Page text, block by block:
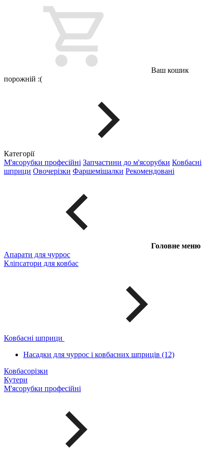
Ваш кошик
порожній :(
Категорії
М'ясорубки професійні Запчастини до м'ясорубки Ковбасні
шприци Овочерізки Фаршемішалки Рекомендовані
Головне меню
Апарати для чуррос
Кліпсатори для ковбас
Ковбасні шприци
Насадки для чуррос і ковбасних шприців (12)
Ковбасорізки
Кутери
М'ясорубки професійні